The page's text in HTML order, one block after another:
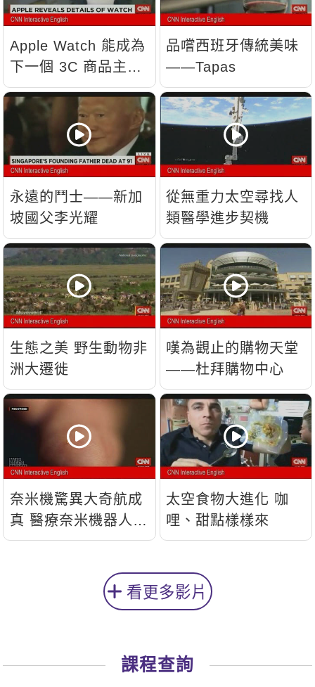
Apple Watch 能成為
下一個 3C 商品主
流？
品嚐西班牙傳統美味
——Tapas
永遠的鬥士——新加
坡國父李光耀
從無重力太空尋找人
類醫學進步契機
生態之美 野生動物非
洲大遷徙
嘆為觀止的購物天堂
——杜拜購物中心
奈米機驚異大奇航成
真 醫療奈米機器人問
世
太空食物大進化 咖
哩、甜點樣樣來
看更多影片
課程查詢